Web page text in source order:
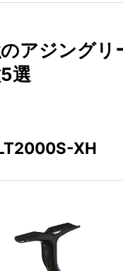
アジングリ
選
XH